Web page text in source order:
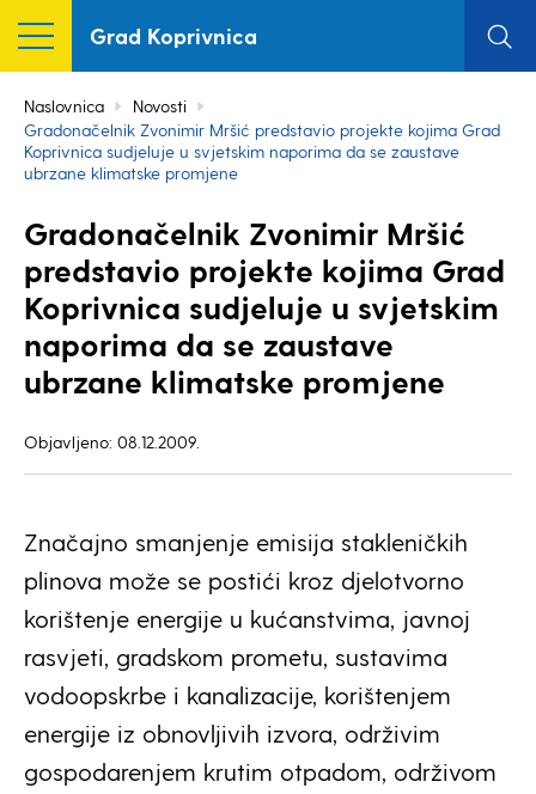
Grad Koprivnica
Naslovnica
Novosti
Gradonačelnik Zvonimir Mršić predstavio projekte kojima Grad
Koprivnica sudjeluje u svjetskim naporima da se zaustave
ubrzane klimatske promjene
Gradonačelnik Zvonimir Mršić
predstavio projekte kojima Grad
Koprivnica sudjeluje u svjetskim
naporima da se zaustave
ubrzane klimatske promjene
Objavljeno: 08.12.2009.
Značajno smanjenje emisija stakleničkih
plinova može se postići kroz djelotvorno
korištenje energije u kućanstvima, javnoj
rasvjeti, gradskom prometu, sustavima
vodoopskrbe i kanalizacije, korištenjem
energije iz obnovljivih izvora, održivim
gospodarenjem krutim otpadom, održivom